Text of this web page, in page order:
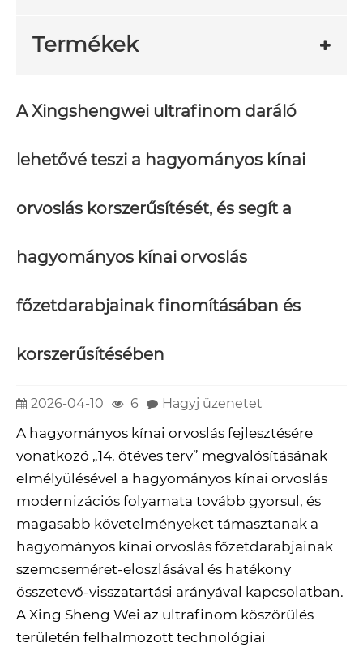
Termékek
A Xingshengwei ultrafinom daráló
lehetővé teszi a hagyományos kínai
orvoslás korszerűsítését, és segít a
hagyományos kínai orvoslás
főzetdarabjainak finomításában és
korszerűsítésében
2026-04-10 6 Hagyj üzenetet
A hagyományos kínai orvoslás fejlesztésére
vonatkozó „14. ötéves terv” megvalósításának
elmélyülésével a hagyományos kínai orvoslás
modernizációs folyamata tovább gyorsul, és
magasabb követelményeket támasztanak a
hagyományos kínai orvoslás főzetdarabjainak
szemcseméret-eloszlásával és hatékony
összetevő-visszatartási arányával kapcsolatban.
A Xing Sheng Wei az ultrafinom köszörülés
területén felhalmozott technológiai